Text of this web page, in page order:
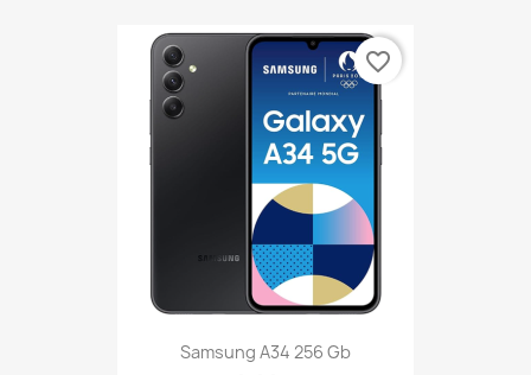
Samsung A34 256 Gb
favorite_border